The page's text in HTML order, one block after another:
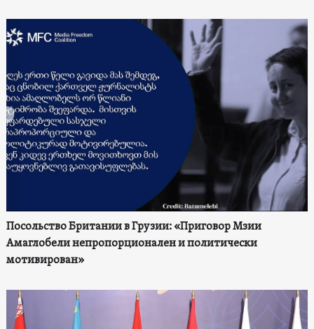
Посольство Британии в Грузии: «Приговор Мзии
Амаглобели непропорционален и политически
мотивирован»